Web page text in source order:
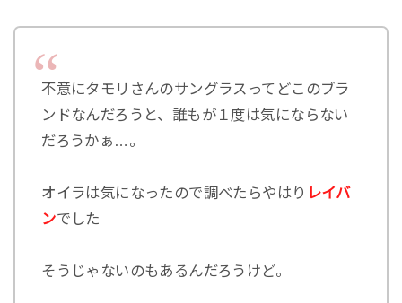
不意にタモリさんのサングラスってどこのブラ
ンドなんだろうと、誰もが１度は気にならない
だろうかぁ…。
オイラは気になったので調べたらやはり レイバ
ンでした
そうじゃないのもあるんだろうけど。